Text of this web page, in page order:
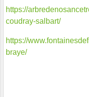
https://
coudray-salbart/
https://
braye/